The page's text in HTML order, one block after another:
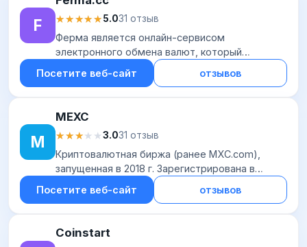
F ★★★★★
★★★★★5.031 отзыв
Ферма является онлайн-сервисом
электронного обмена валют, который
предлагает свыше 20 финансовых
инструментов для конвертации. Системой
Посетите веб-сайт отзывов
M
MEXC
★★★★★
★★★★★3.031 отзыв
Криптовалютная биржа (ранее MXC.com),
запущенная в 2018 г. Зарегистрирована в
Сингапуре. Предлагает трейдерам
возможность торговли криптовалютой через
Посетите веб-сайт отзывов
Coinstart